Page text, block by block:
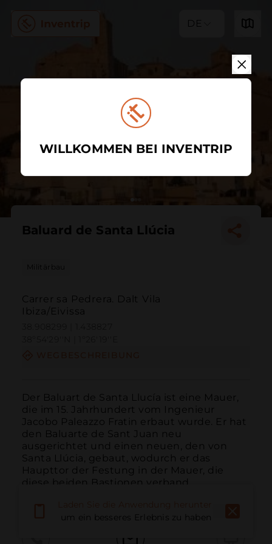
DE
Baluard de Santa Llúcia
Militärbau
Carrer sa Pedrera. Dalt Vila
Ibiza/Eivissa
Der Baluart de Santa Llucía ist eine Mauer,
die im 15. Jahrhundert vom Ingenieur
Jacobo Paleazzo Fratin erbaut wurde. Er hat
den Baluarte de Sant Juan neu
ausgerichtet und einen neuen, den von
Santa Llúcia, gebaut, wodurch er das
Haupttor der Festung in der Mauer, die
diese beiden Bastionen verband,...
um ein besseres Erlebnis zu haben
WILLKOMMEN BEI INVENTRIP